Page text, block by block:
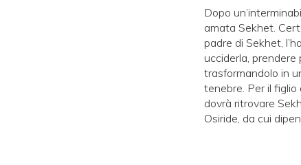
Dopo
amata Sekhet.
padre di Sekhet,
ucciderla,
trasformandolo in
tenebre. Per il
dovrà ritrovare
Osiride, da cui